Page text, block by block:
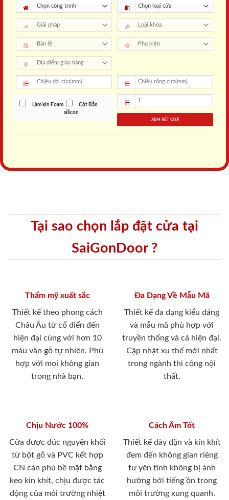
Làm kín Foam
Cột Bắn
silicon
XEM KẾT QUẢ
Tại sao chọn lắp đặt cửa tại
SaiGonDoor ?
Thẩm mỹ xuất sắc
Thiết kế theo phong cách
Châu Âu từ cổ điển đến
hiện đại cùng với hơn 10
màu vân gỗ tự nhiên. Phù
hợp với mọi không gian
trong nhà bạn.
Đa Dạng Về Mẫu Mã
Thiết kế đa dạng kiểu dáng
và mẫu mã phù hợp với
truyền thống và cả hiện đại.
Cập nhật xu thế mới nhất
trong ngành thi công nội
thất.
Chịu Nước 100%
Cửa được đúc nguyên khối
từ bột gỗ và PVC kết hợp
CN cán phủ bề mặt bằng
keo kín khít, chịu được tác
động của môi trường nhiệt
Cách Âm Tốt
Thiết kế dày dặn và kín khít
đem đến không gian riêng
tư yên tĩnh không bị ảnh
hưởng bới tiếng ồn trong
môi trường xung quanh.